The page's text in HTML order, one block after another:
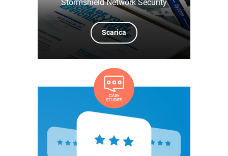
Stormshield Network Security
Scarica